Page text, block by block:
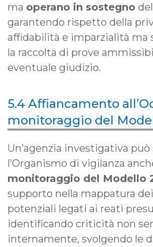
ma operano in sostegno
garantendo rispetto della
affidabilità e imparzialità ma
la raccolta di prove
eventuale giudizio.
5.4 Affiancamento
monitoraggio del
Un’agenzia investigativa
l’Organismo di vigilanza
monitoraggio del Modello
supporto nella mappatura
potenziali legati ai reati
identificando criticità non
internamente, svolgendo le